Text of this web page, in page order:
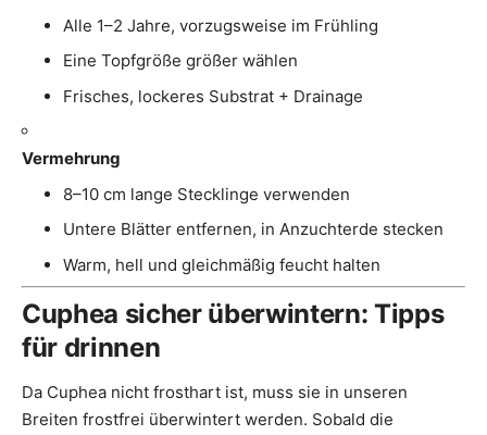
Alle 1–2 Jahre, vorzugsweise im Frühling
Eine Topfgröße größer wählen
Frisches, lockeres Substrat + Drainage
Vermehrung
8–10 cm lange Stecklinge verwenden
Untere Blätter entfernen, in Anzuchterde stecken
Warm, hell und gleichmäßig feucht halten
Cuphea sicher überwintern: Tipps
für drinnen
Da Cuphea nicht frosthart ist, muss sie in unseren
Breiten frostfrei überwintert werden. Sobald die